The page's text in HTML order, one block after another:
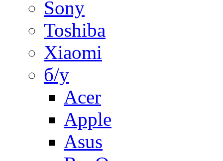
Sony
Toshiba
Xiaomi
б/у
Acer
Apple
Asus